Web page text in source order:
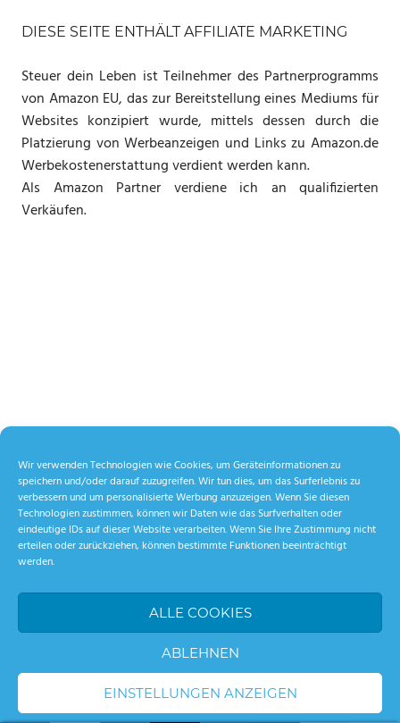
Wir verwenden Technologien wie Cookies, um Geräteinformationen zu
speichern und/oder darauf zuzugreifen. Wir tun dies, um das Surferlebnis zu
verbessern und um personalisierte Werbung anzuzeigen. Wenn Sie diesen
Technologien zustimmen, können wir Daten wie das Surfverhalten oder
eindeutige IDs auf dieser Website verarbeiten. Wenn Sie Ihre Zustimmung nicht
erteilen oder zurückziehen, können bestimmte Funktionen beeinträchtigt
werden.
ALLE COOKIES
ABLEHNEN
EINSTELLUNGEN ANZEIGEN
DIESE SEITE ENTHÄLT AFFILIATE MARKETING
Steuer dein Leben ist Teilnehmer des Partnerprogramms
von Amazon EU, das zur Bereitstellung eines Mediums für
Websites konzipiert wurde, mittels dessen durch die
Platzierung von Werbeanzeigen und Links zu Amazon.de
Werbekostenerstattung verdient werden kann.
Als Amazon Partner verdiene ich an qualifizierten
Verkäufen.